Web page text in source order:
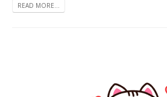
READ MORE...